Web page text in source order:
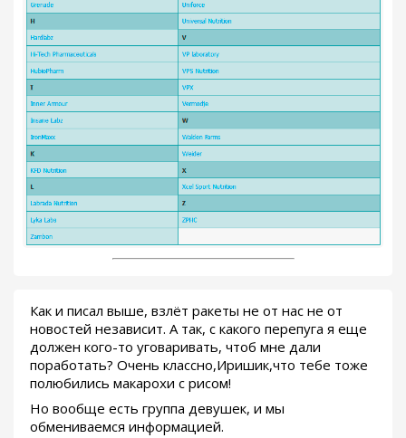
Как и писал выше, взлёт ракеты не от нас не от
новостей независит. А так, с какого перепуга я еще
должен кого-то уговаривать, чтоб мне дали
поработать? Очень классно,Иришик,что тебе тоже
полюбились макарохи с рисом!
Но вообще есть группа девушек, и мы
обмениваемся информацией.